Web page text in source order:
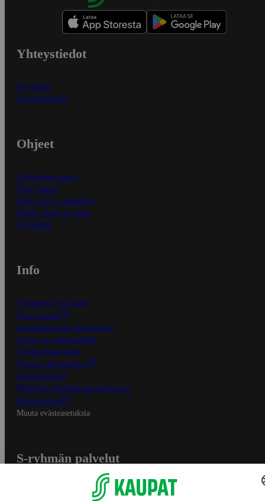
Yhteystiedot
Myymälät
Asiakaspalvelu
Ohjeet
Ensitilaajan ohjeet
Näin maksat
Näin tilaat ja muokkaat
Kaikki ohjeet ja vinkit
In English
Info
S-Business yrityksille
Oiva-raportit
Osuuskauppojen yhteystiedot
Tilaus- ja toimitusehdot
Tietosuojakäytäntö
Palvelun käyttöehdot
Saavutettavuus
Mobiilisovelluksen saavutettavuus
Mainostajalle
Muuta evästeasetuksia
S-ryhmän palvelut